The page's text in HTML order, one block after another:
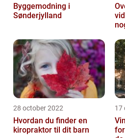
Byggemodning i
Sønderjylland
28 october 2022
Hvordan du finder en
kiropraktor til dit barn
17